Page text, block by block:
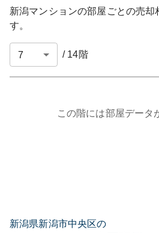
新潟マンションの部屋ごとの売却
す。
/ 14階
この階には部屋データ
新潟県新潟市中央区の